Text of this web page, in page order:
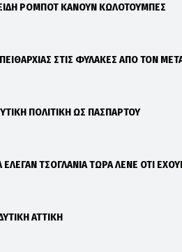
ΡΟΜΠΟΤ ΚΑΝΟΥΝ ΚΩΛΟΤΟΥΜΠΕΣ
ΠΕΙΘΑΡΧΙΑΣ ΣΤΙΣ ΦΥΛΑΚΕΣ ΑΠΟ ΤΟΝ
ΠΟΛΙΤΙΚΗ ΩΣ ΠΑΣΠΑΡΤΟΥ
ΕΛΕΓΑΝ ΤΣΟΓΛΑΝΙΑ ΤΩΡΑ ΛΕΝΕ ΟΤΙ
ΑΤΤΙΚΗ